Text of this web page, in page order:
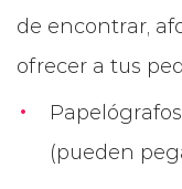
de encontrar,
ofrecer a tus
(pueden